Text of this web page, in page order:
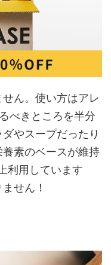
ん。使い方はアレ
べきところを半分
やスープだったり
素のベースが維持
利用しています
せん！